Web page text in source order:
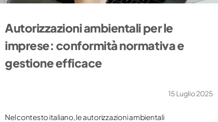
Autorizzazioni ambientali per le
imprese: conformità normativa e
gestione efficace
15 Luglio 2025
Nel contesto italiano, le autorizzazioni ambientali